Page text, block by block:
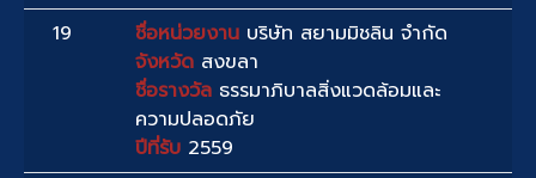
19
ชื่อหน่วยงาน บริษัท สยามมิชลิน จำกัด
จังหวัด สงขลา
ชื่อรางวัล ธรรมาภิบาลสิ่งแวดล้อมและ
ความปลอดภัย
ปีที่รับ 2559